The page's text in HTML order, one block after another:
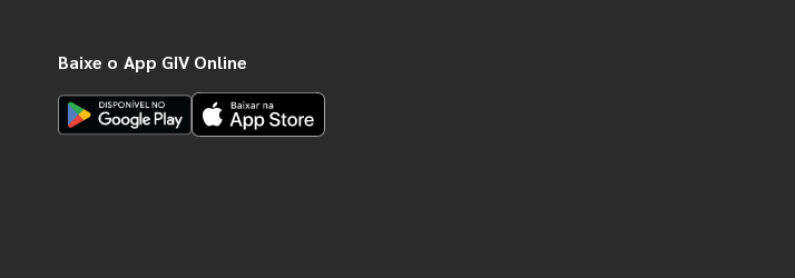
Baixe o App GIV Online